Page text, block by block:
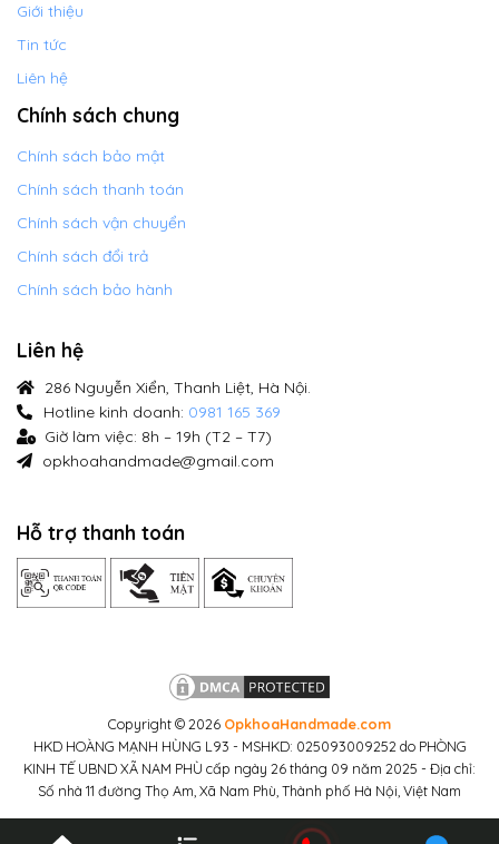
Giới thiệu
Tin tức
Liên hệ
Chính sách chung
Chính sách bảo mật
Chính sách thanh toán
Chính sách vận chuyển
Chính sách đổi trả
Chính sách bảo hành
Liên hệ
286 Nguyễn Xiển, Thanh Liệt, Hà Nội.
Hotline kinh doanh: 0981 165 369
Giờ làm việc: 8h – 19h (T2 – T7)
opkhoahandmade@gmail.com
Hỗ trợ thanh toán
Copyright © 2026 OpkhoaHandmade.com
HKD HOÀNG MẠNH HÙNG L93 - MSHKD: 025093009252 do PHÒNG
KINH TẾ UBND XÃ NAM PHÙ cấp ngày 26 tháng 09 năm 2025 - Địa chỉ:
Số nhà 11 đường Thọ Am, Xã Nam Phù, Thành phố Hà Nội, Việt Nam